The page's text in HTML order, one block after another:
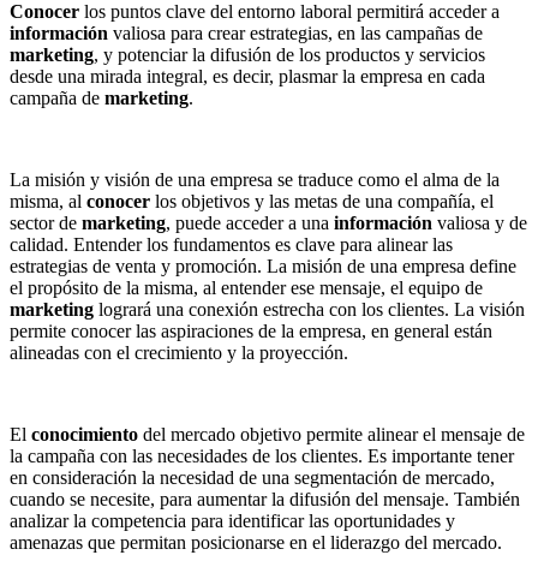
Conocer los puntos clave del entorno laboral permitirá acceder a
información valiosa para crear estrategias, en las campañas de
marketing, y potenciar la difusión de los productos y servicios
desde una mirada integral, es decir, plasmar la empresa en cada
campaña de marketing.
La misión y visión de una empresa se traduce como el alma de la
misma, al conocer los objetivos y las metas de una compañía, el
sector de marketing, puede acceder a una información valiosa y de
calidad. Entender los fundamentos es clave para alinear las
estrategias de venta y promoción. La misión de una empresa define
el propósito de la misma, al entender ese mensaje, el equipo de
marketing logrará una conexión estrecha con los clientes. La visión
permite conocer las aspiraciones de la empresa, en general están
alineadas con el crecimiento y la proyección.
El conocimiento del mercado objetivo permite alinear el mensaje de
la campaña con las necesidades de los clientes. Es importante tener
en consideración la necesidad de una segmentación de mercado,
cuando se necesite, para aumentar la difusión del mensaje. También
analizar la competencia para identificar las oportunidades y
amenazas que permitan posicionarse en el liderazgo del mercado.